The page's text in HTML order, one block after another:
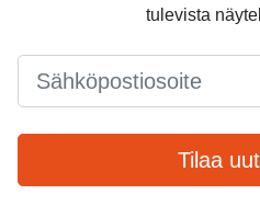
tulevista
Tilaa